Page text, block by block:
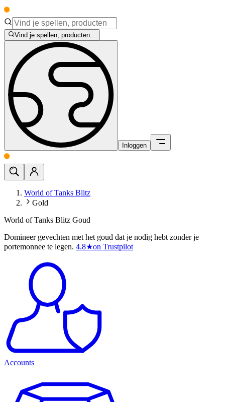
Vind je spellen, producten...
Inloggen
World of Tanks Blitz
Gold
World of Tanks Blitz Goud
Domineer gevechten met het goud dat je nodig hebt zonder je
portemonnee te legen. 4.8★on Trustpilot
Accounts